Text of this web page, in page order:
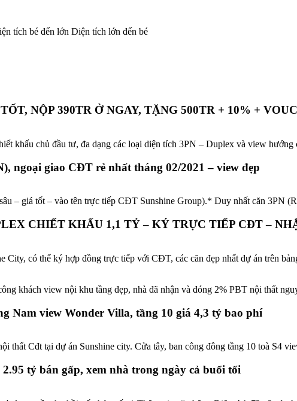
tích bé đến lớn Diện tích lớn đến bé
NỘP 390TR Ở NGAY, TẶNG 500TR + 10% +
khấu chủ đầu tư, đa dạng các loại diện tích 3PN – Duplex và view
ngoại giao CĐT rẻ nhất tháng 02/2021 – view đẹp
– giá tốt – vào tên trực tiếp CĐT Sunshine Group).* Duy nhất căn 3PN
CHIẾT KHẤU 1,1 TỶ – KÝ TRỰC TIẾP CĐT –
City, có thể ký hợp đồng trực tiếp với CĐT, các căn đẹp nhất dự án trên
khách view nội khu tầng đẹp, nhà đã nhận và đóng 2% PBT nội thất
Nam view Wonder Villa, tầng 10 giá 4,3 tỷ bao phí
thất Cđt tại dự án Sunshine city. Cửa tây, ban công đông tầng 10 toà S4
tỷ bán gấp, xem nhà trong ngày cả buổi tối